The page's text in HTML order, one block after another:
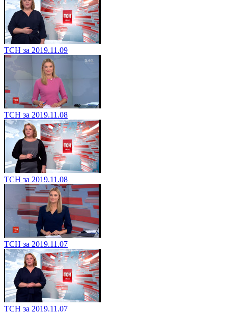
ТСН за 2019.11.09
ТСН за 2019.11.08
ТСН за 2019.11.08
ТСН за 2019.11.07
ТСН за 2019.11.07